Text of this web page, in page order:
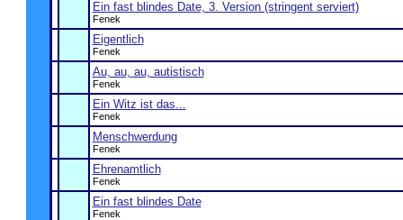
Ein fast blindes Date, 3. Version (stringent serviert)
Fenek
Eigentlich
Fenek
Au, au, au, autistisch
Fenek
Ein Witz ist das...
Fenek
Menschwerdung
Fenek
Ehrenamtlich
Fenek
Ein fast blindes Date
Fenek